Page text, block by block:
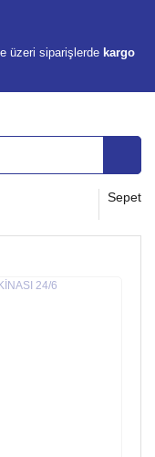
üzeri siparişlerde kargo
Sepet